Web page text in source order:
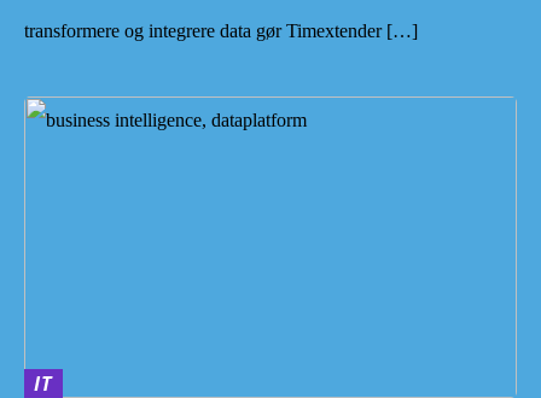
transformere og integrere data gør Timextender […]
IT